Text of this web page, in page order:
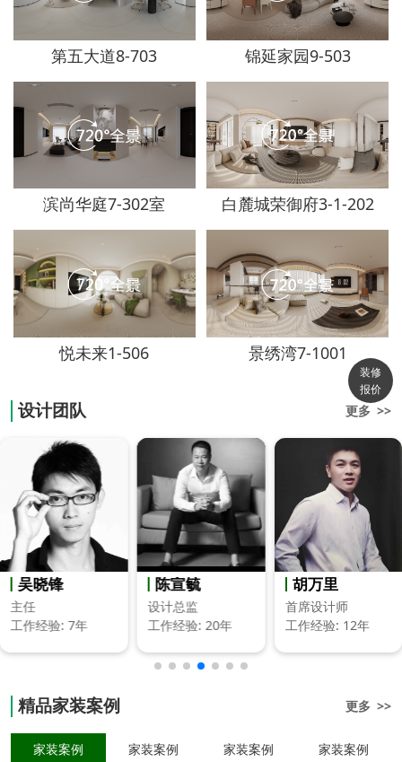
第五大道8-703 锦延家园9-503
滨尚华庭7-302室 白麓城荣御府3-1-202
悦未来1-506 景绣湾7-1001
设计团队 更多 >>
吴晓锋
主任
工作经验: 7年
陈宣毓
设计总监
工作经验: 20年
胡万里
首席设计师
工作经验: 12年
精品家装案例 更多 >>
家装案例 家装案例 家装案例 家装案例
装修
报价